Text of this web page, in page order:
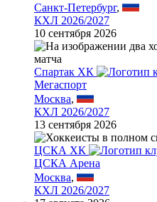
Санкт-Петербург,
КХЛ 2026/2027
10 сентября 2026
Спартак ХК
Мегаспорт
Москва,
КХЛ 2026/2027
13 сентября 2026
ЦСКА ХК
ЦСКА Арена
Москва,
КХЛ 2026/2027